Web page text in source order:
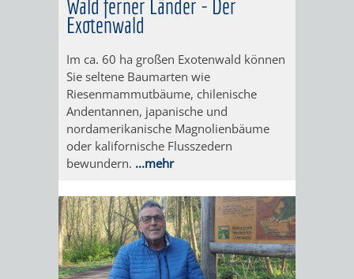
HITS
FÜR
KIDS
SECHS-
MÜHLEN-
TAL
BLOGGER
ON
TOUR
KURPFALZ
–
ZUR
STADT
Wald ferner Länder - Der
Exotenwald
Im ca. 60 ha großen Exotenwald können
Sie seltene Baumarten wie
Riesenmammutbäume, chilenische
Andentannen, japanische und
nordamerikanische Magnolienbäume
oder kalifornische Flusszedern
bewundern. ...mehr